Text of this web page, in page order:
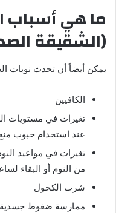
ما هي أسباب
(الشقيقة
يمكن أيضاً أن تحدث نوبات
الكافيين
تغيرات في مستويات
عند استخدام حبوب
تغيرات في مواعيد
من النوم أو البقاء
شرب الكحول
ممارسة ضغوط جسدية